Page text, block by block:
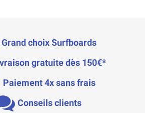
Grand choix Surfboards
gratuite dès 150€*
Paiement 4x sans frais
Conseils clients